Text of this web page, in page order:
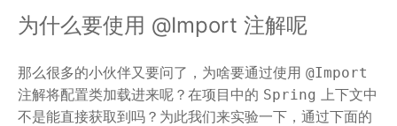
为什么要使用 @Import 注解呢
那么很多的小伙伴又要问了，为啥要通过使用 @Import
注解将配置类加载进来呢？在项目中的 Spring
上下文中
不是能直接获取到吗？为此我们来实验一下，通过下面的